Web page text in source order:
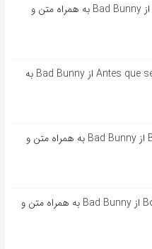
آهنگ اسپانیایی Andrea از Bad Bunny به همراه متن و
آهنگ اسپانیایی Antes que se acabe از Bad Bunny به
آهنگ اسپانیایی BOKeTE از Bad Bunny به همراه متن و
آهنگ اسپانیایی Booker T از Bad Bunny به همراه متن و